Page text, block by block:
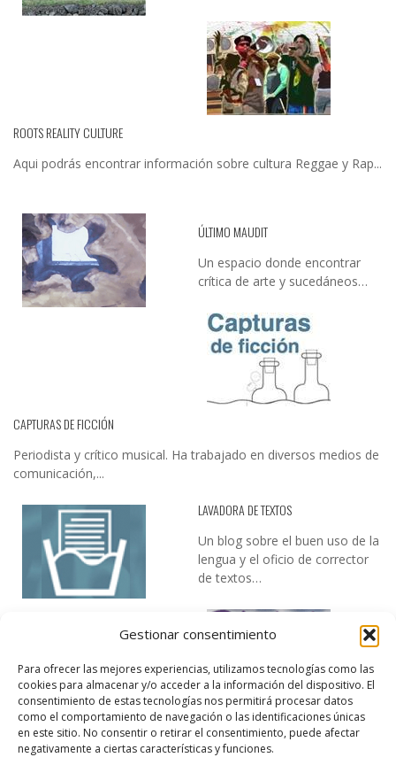
Gestionar consentimiento
Para ofrecer las mejores experiencias, utilizamos tecnologías como las
cookies para almacenar y/o acceder a la información del dispositivo. El
consentimiento de estas tecnologías nos permitirá procesar datos
como el comportamiento de navegación o las identificaciones únicas
en este sitio. No consentir o retirar el consentimiento, puede afectar
negativamente a ciertas características y funciones.
ROOTS REALITY CULTURE
Aqui podrás encontrar información sobre cultura Reggae y Rap...
ÚLTIMO MAUDIT
Un espacio donde encontrar
crítica de arte y sucedáneos…
CAPTURAS DE FICCIÓN
Periodista y crítico musical. Ha trabajado en diversos medios de
comunicación,...
LAVADORA DE TEXTOS
Un blog sobre el buen uso de la
lengua y el oficio de corrector
de textos…
DESIREE MARTÍN
…la realidad, es que cada día es más complicado realizar esos